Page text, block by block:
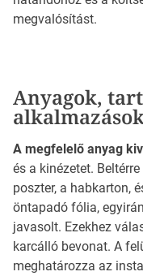
megvalósítást.
Anyagok,
A megfelelő anyag
és a kinézetet.
poszter, a habkarton,
öntapadó fólia,
javasolt. Ezekhez
karcálló bevonat. A
meghatározza az